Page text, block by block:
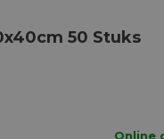
50 Stuks
Online